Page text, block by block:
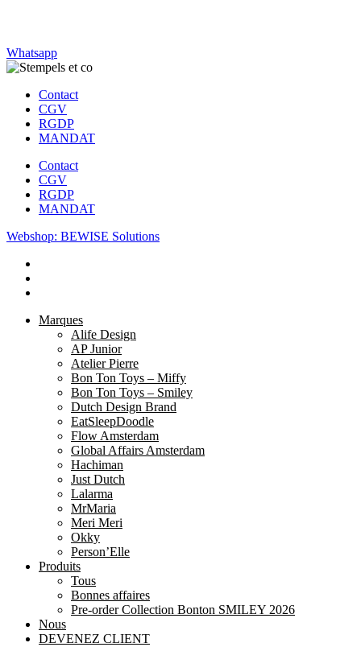
Whatsapp
Contact
CGV
RGDP
MANDAT
Contact
CGV
RGDP
MANDAT
Webshop: BEWISE Solutions
Marques
Alife Design
AP Junior
Atelier Pierre
Bon Ton Toys – Miffy
Bon Ton Toys – Smiley
Dutch Design Brand
EatSleepDoodle
Flow Amsterdam
Global Affairs Amsterdam
Hachiman
Just Dutch
Lalarma
MrMaria
Meri Meri
Okky
Person’Elle
Produits
Tous
Bonnes affaires
Pre-order Collection Bonton SMILEY 2026
Nous
DEVENEZ CLIENT